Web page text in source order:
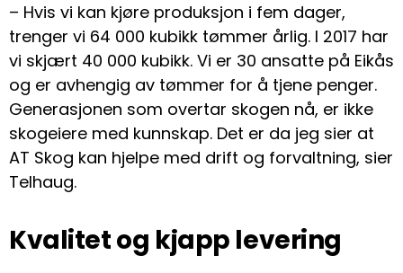
– Hvis vi kan kjøre produksjon i fem dager,
trenger vi 64 000 kubikk tømmer årlig. I 2017 har
vi skjært 40 000 kubikk. Vi er 30 ansatte på Eikås
og er avhengig av tømmer for å tjene penger.
Generasjonen som overtar skogen nå, er ikke
skogeiere med kunnskap. Det er da jeg sier at
AT Skog kan hjelpe med drift og forvaltning, sier
Telhaug.
Kvalitet og kjapp levering